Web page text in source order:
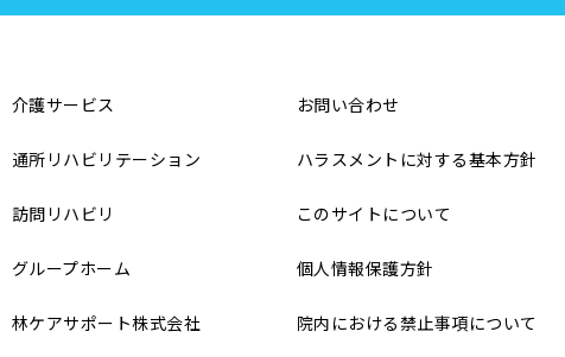
介護サービス
通所リハビリテーション
訪問リハビリ
グループホーム
林ケアサポート株式会社
お問い合わせ
ハラスメントに対する基本方針
このサイトについて
個人情報保護方針
院内における禁止事項について